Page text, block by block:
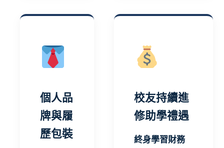
個人品
牌與履
歷包裝
校友持續進
修助學禮遇
終身學習財務